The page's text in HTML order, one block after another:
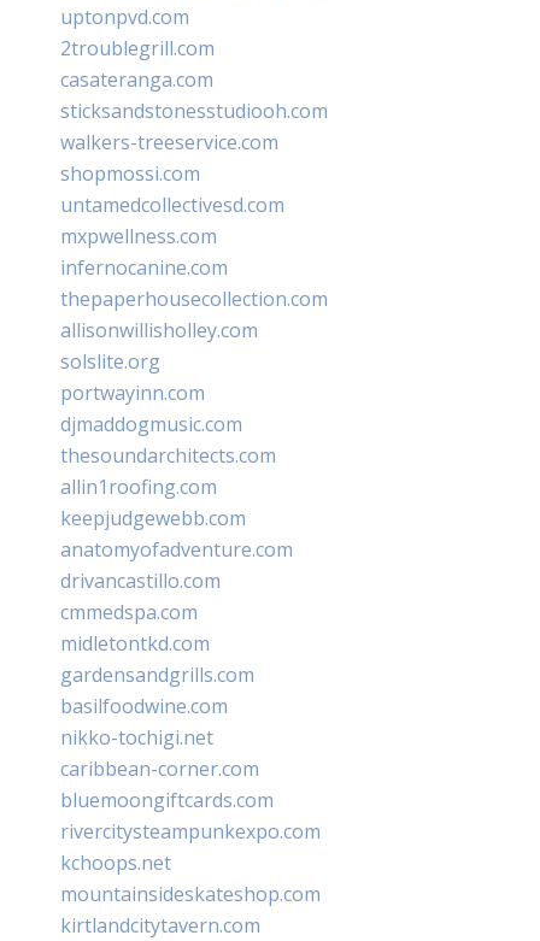
uptonpvd.com
2troublegrill.com
casateranga.com
sticksandstonesstudiooh.com
walkers-treeservice.com
shopmossi.com
untamedcollectivesd.com
mxpwellness.com
infernocanine.com
thepaperhousecollection.com
allisonwillisholley.com
solslite.org
portwayinn.com
djmaddogmusic.com
thesoundarchitects.com
allin1roofing.com
keepjudgewebb.com
anatomyofadventure.com
drivancastillo.com
cmmedspa.com
midletontkd.com
gardensandgrills.com
basilfoodwine.com
nikko-tochigi.net
caribbean-corner.com
bluemoongiftcards.com
rivercitysteampunkexpo.com
kchoops.net
mountainsideskateshop.com
kirtlandcitytavern.com